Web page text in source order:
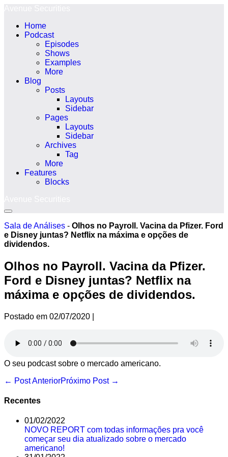
conteúdo
Home
Podcast
Episodes
Shows
Examples
More
Blog
Posts
Layouts
Sidebar
Pages
Layouts
Sidebar
Archives
Tag
More
Features
Blocks
Alternância
menu
Sala de Análises - Olhos no Payroll. Vacina da Pfizer. Ford
e Disney juntas? Netflix na máxima e opções de
dividendos.
Olhos no Payroll. Vacina da Pfizer.
Ford e Disney juntas? Netflix na
máxima e opções de dividendos.
Postado em 02/07/2020
O seu podcast sobre o mercado americano.
Navegação
post
← Post AnteriorPróximo Post →
Recentes
01/02/2022
NOVO REPORT com todas informações pra você
começar seu dia atualizado sobre o mercado
americano!